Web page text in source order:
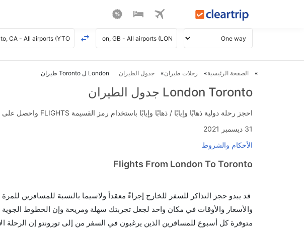
الصفحة الرئيسية رحلات طيران جدول الطيران London ل Toronto طيران
London Toronto جدول الطيران
احجز رحلة دولية ذهابًا وإيابًا / ذهابًا وإيابًا باستخدام رمز القسيمة FLIGHTS واحصل على استرداد نقدي فوري يصل إلى AED 700.
31 ديسمبر 2021
الأحكام والشروط
Flights From London To Toronto
قد يبدو حجز التذاكر للسفر للخارج إجراءً معقداً ولاسيما بالنسبة للمسافرين
متوفرة كل أسبوع للمسافرين الذين يرغبون في السفر من إلى تورونتو إن الرحلة